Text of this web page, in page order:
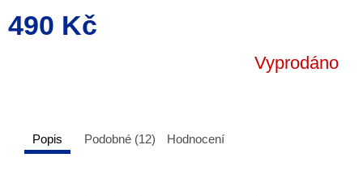
490 Kč
Měrná
cena:
Vyprodáno
Popis Podobné (12) Hodnocení